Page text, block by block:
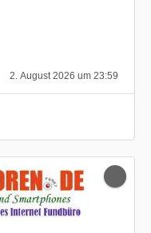
2. August 2026 um 23:59